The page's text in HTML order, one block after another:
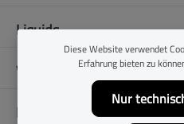
Liquids
Vapes
E-Zigaretten
Diese Website verwendet
Erfahrung bieten zu
Nur